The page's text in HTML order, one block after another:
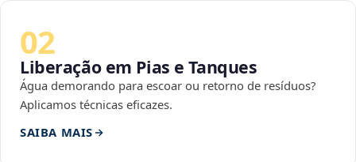
02
Liberação em Pias e Tanques
Água demorando para escoar ou retorno de resíduos?
Aplicamos técnicas eficazes.
SAIBA MAIS